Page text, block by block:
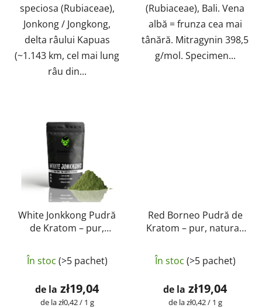
speciosa (Rubiaceae),
Jonkong / Jongkong,
delta râului Kapuas
(~1.143 km, cel mai lung
râu din...
(Rubiaceae), Bali. Vena
albă = frunza cea mai
tânără. Mitragynin 398,5
g/mol. Specimen...
White Jonkkong Pudră
de Kratom – pur,
laborator | GreenGuru
medie
a
produsului
În stoc (>5 pachet)
de la zł19,04
Evaluare
de la zł0,42 / 1 g
Red Borneo Pudră de
Kratom – pur, natural,
GreenGuru
medie
a
produsului
În stoc (>5 pachet)
de la zł19,04
Evaluare
de la zł0,42 / 1 g